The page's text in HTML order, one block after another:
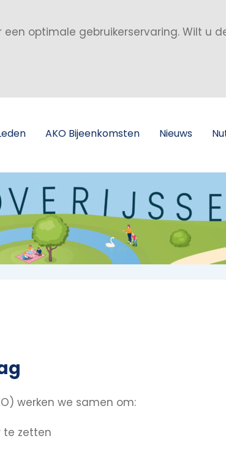
optimale gebruikerservaring. Wilt u
AKO Bijeenkomsten Nieuws
werken we samen om:
te zetten